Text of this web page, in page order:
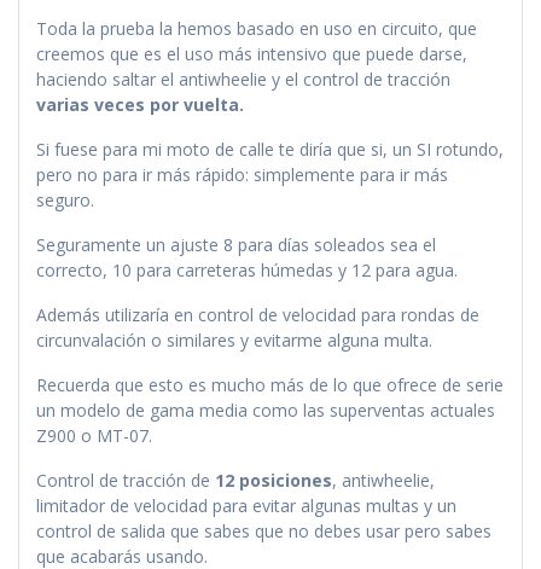
Toda la prueba la hemos basado en uso en circuito, que
creemos que es el uso más intensivo que puede darse,
haciendo saltar el antiwheelie y el control de tracción
varias veces por vuelta.
Si fuese para mi moto de calle te diría que si, un SI rotundo,
pero no para ir más rápido: simplemente para ir más
seguro.
Seguramente un ajuste 8 para días soleados sea el
correcto, 10 para carreteras húmedas y 12 para agua.
Además utilizaría en control de velocidad para rondas de
circunvalación o similares y evitarme alguna multa.
Recuerda que esto es mucho más de lo que ofrece de serie
un modelo de gama media como las superventas actuales
Z900 o MT-07.
Control de tracción de 12 posiciones, antiwheelie,
limitador de velocidad para evitar algunas multas y un
control de salida que sabes que no debes usar pero sabes
que acabarás usando.